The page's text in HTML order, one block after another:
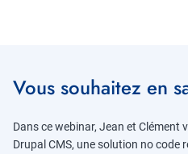
Vous souhaitez en
Dans ce webinar, Jean et Clément
Drupal CMS, une solution no code